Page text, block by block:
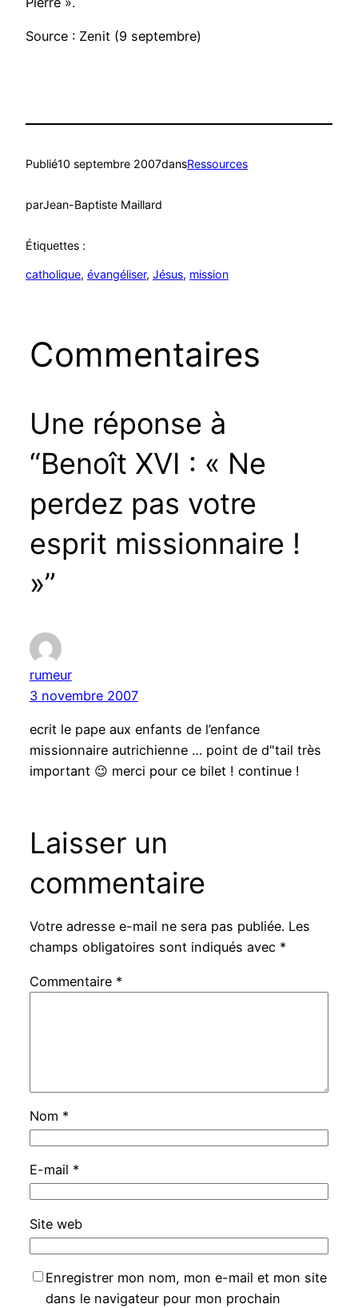
Source : Zenit (9 septembre)
Publié10 septembre 2007dansRessources
parJean-Baptiste Maillard
Étiquettes :
catholique, évangéliser, Jésus, mission
Commentaires
Une réponse à
“Benoît XVI : « Ne
perdez pas votre
esprit missionnaire !
»”
rumeur
3 novembre 2007
ecrit le pape aux enfants de l’enfance
missionnaire autrichienne … point de d"tail très
important 😉 merci pour ce bilet ! continue !
Laisser un
commentaire
Votre adresse e-mail ne sera pas publiée. Les
champs obligatoires sont indiqués avec *
Commentaire *
Nom *
E-mail *
Site web
Enregistrer mon nom, mon e-mail et mon site
dans le navigateur pour mon prochain